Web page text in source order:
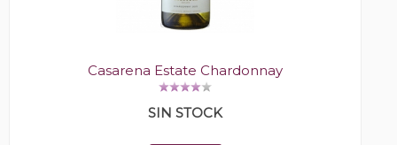
Casarena Estate Chardonnay
SIN STOCK